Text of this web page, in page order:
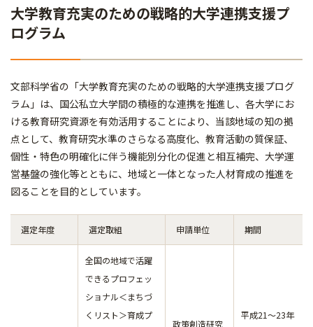
大学教育充実のための戦略的大学連携支援プ
ログラム
文部科学省の「大学教育充実のための戦略的大学連携支援プログ
ラム」は、国公私立大学間の積極的な連携を推進し、各大学にお
ける教育研究資源を有効活用することにより、当該地域の知の拠
点として、教育研究水準のさらなる高度化、教育活動の質保証、
個性・特色の明確化に伴う機能別分化の促進と相互補完、大学運
営基盤の強化等とともに、地域と一体となった人材育成の推進を
図ることを目的としています。
選定年度 選定取組 申請単位 期間
全国の地域で活躍
できるプロフェッ
ショナル＜まちづ
くリスト＞育成プ
政策創造研究
平成21～23年